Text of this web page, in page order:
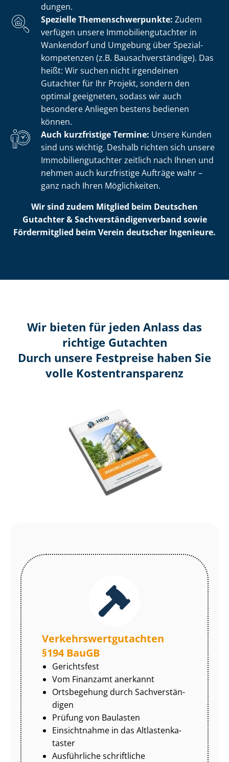
dun­gen.
Spezielle The­men­schwer­punk­te: Zudem
verfügen unsere Im­mo­bi­li­en­gut­ach­ter in
Wankendorf und Umgebung über Spe­zi­al­
kom­pe­ten­zen (z.B. Bau­sach­ver­stän­di­ge). Das
heißt: Wir suchen nicht irgendeinen
Gutachter für Ihr Projekt, sondern den
optimal geeigneten, sodass wir auch
besondere Anliegen bestens bedienen
können.
Auch kurzfristige Termine: Unsere Kunden
sind uns wichtig. Deshalb richten sich unsere
Im­mo­bi­li­en­gut­ach­ter zeitlich nach Ihnen und
nehmen auch kurzfristige Aufträge wahr –
ganz nach Ihren Möglichkeiten.
Wir sind zudem Mitglied beim Deutschen
Gutachter & Sach­ver­stän­di­gen­ver­band sowie
Fördermitglied beim Verein deutscher Ingenieure.
Wir bieten für jeden Anlass das
richtige Gutachten
Durch unsere Festpreise haben Sie
volle Kosten­transparenz
Ver­kehrs­wert­gut­ach­ten
§194 BauGB
Gerichtsfest
Vom Finanzamt anerkannt
Ortsbegehung durch Sach­ver­stän­
di­gen
Prüfung von Baulasten
Einsichtnahme in das Alt­las­ten­ka­
tas­ter
Ausführliche schriftliche